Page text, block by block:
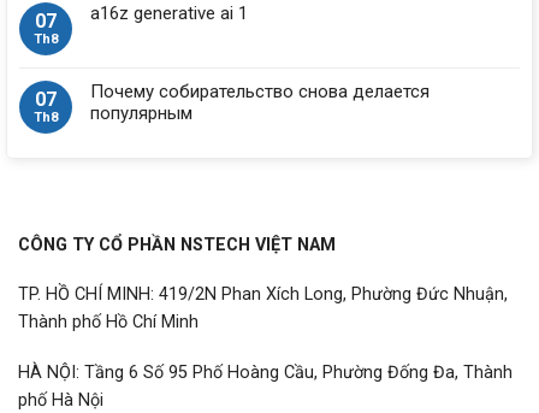
07
Th8
a16z generative ai 1
07
Th8
Почему собирательство снова делается
популярным
CÔNG TY CỔ PHẦN NSTECH VIỆT NAM
TP. HỒ CHÍ MINH: 419/2N Phan Xích Long, Phường Đức Nhuận,
Thành phố Hồ Chí Minh
HÀ NỘI: Tầng 6 Số 95 Phố Hoàng Cầu, Phường Đống Đa, Thành
phố Hà Nội